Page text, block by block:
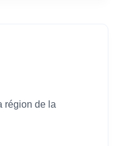
région de la